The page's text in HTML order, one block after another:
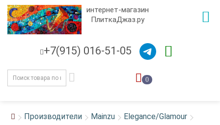
интернет-магазин
ПлиткаДжаз.ру
+7(915) 016-51-05
0
Производители Mainzu Elegance/Glamour